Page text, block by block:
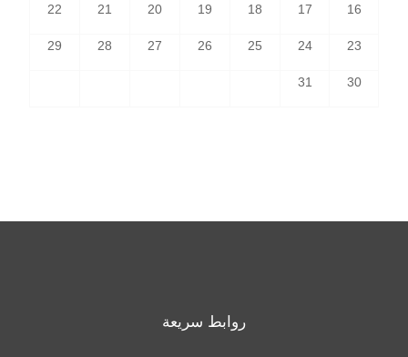
16
17
18
19
20
21
22
23
24
25
26
27
28
29
30
31
روابط سريعة